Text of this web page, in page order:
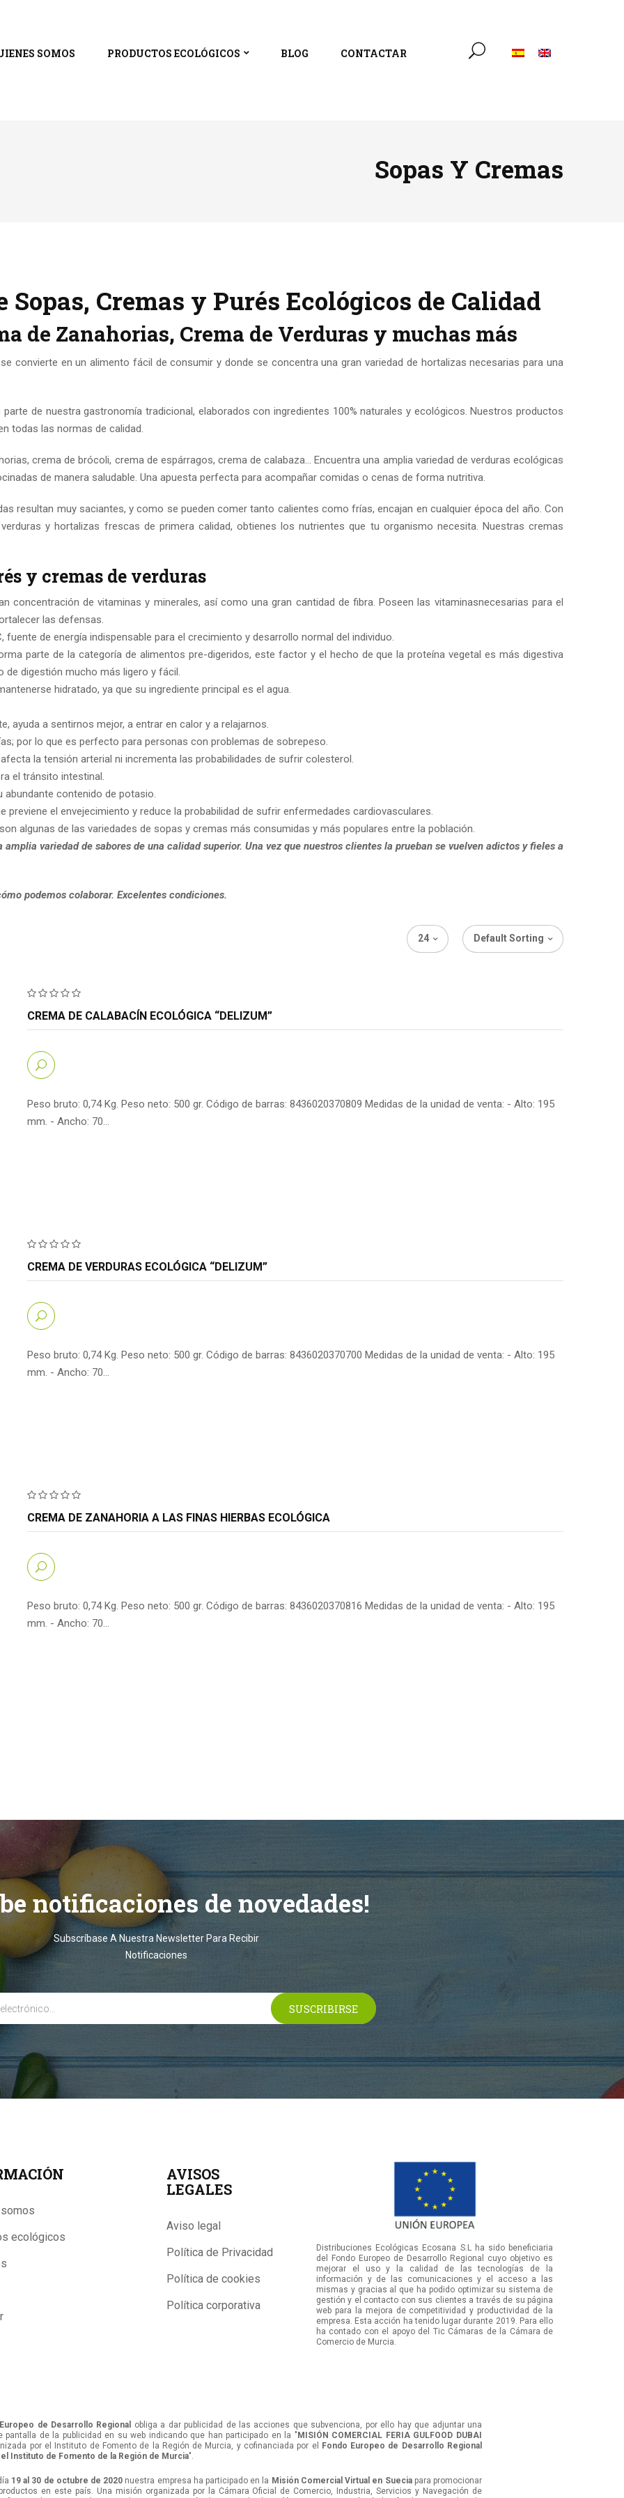
SOMOS PRODUCTOS ECOLÓGICOS BLOG CONTACTAR
Sopas Y Cremas
Sopas, Cremas y Purés Ecológicos de Calidad
de Zanahorias, Crema de Verduras y muchas más
convierte en un alimento fácil de consumir y donde se concentra una gran variedad de hortalizas necesarias para una
de nuestra gastronomía tradicional, elaborados con ingredientes 100% naturales y ecológicos. Nuestros productos
todas las normas de calidad.
crema de brócoli, crema de espárragos, crema de calabaza… Encuentra una amplia variedad de verduras ecológicas
de manera saludable. Una apuesta perfecta para acompañar comidas o cenas de forma nutritiva.
resultan muy saciantes, y como se pueden comer tanto calientes como frías, encajan en cualquier época del año. Con
y hortalizas frescas de primera calidad, obtienes los nutrientes que tu organismo necesita. Nuestras cremas
y cremas de verduras
concentración de vitaminas y minerales, así como una gran cantidad de fibra. Poseen las vitaminasnecesarias para el
las defensas.
de energía indispensable para el crecimiento y desarrollo normal del individuo.
parte de la categoría de alimentos pre-digeridos, este factor y el hecho de que la proteína vegetal es más digestiva
de digestión mucho más ligero y fácil.
hidratado, ya que su ingrediente principal es el agua.
ayuda a sentirnos mejor, a entrar en calor y a relajarnos.
por lo que es perfecto para personas con problemas de sobrepeso.
la tensión arterial ni incrementa las probabilidades de sufrir colesterol.
el tránsito intestinal.
contenido de potasio.
el envejecimiento y reduce la probabilidad de sufrir enfermedades cardiovasculares.
algunas de las variedades de sopas y cremas más consumidas y más populares entre la población.
variedad de sabores de una calidad superior. Una vez que nuestros clientes la prueban se vuelven adictos y fieles a
podemos colaborar. Excelentes condiciones.
Default Sorting
24
CREMA DE CALABACÍN ECOLÓGICA “DELIZUM”
Peso bruto: 0,74 Kg. Peso neto: 500 gr. Código de barras: 8436020370809 Medidas de la unidad de venta: - Alto: 195
mm. - Ancho: 70…
CREMA DE VERDURAS ECOLÓGICA “DELIZUM”
Peso bruto: 0,74 Kg. Peso neto: 500 gr. Código de barras: 8436020370700 Medidas de la unidad de venta: - Alto: 195
mm. - Ancho: 70…
CREMA DE ZANAHORIA A LAS FINAS HIERBAS ECOLÓGICA
Peso bruto: 0,74 Kg. Peso neto: 500 gr. Código de barras: 8436020370816 Medidas de la unidad de venta: - Alto: 195
mm. - Ancho: 70…
notificaciones de novedades!
Subscríbase A Nuestra Newsletter Para Recibir
Notificaciones
ecológicos
AVISOS
LEGALES
Aviso legal
Política de Privacidad
Política de cookies
Política corporativa
Distribuciones Ecológicas Ecosana S.L ha sido beneficiaria
del Fondo Europeo de Desarrollo Regional cuyo objetivo es
mejorar el uso y la calidad de las tecnologías de la
información y de las comunicaciones y el acceso a las
mismas y gracias al que ha podido optimizar su sistema de
gestión y el contacto con sus clientes a través de su página
web para la mejora de competitividad y productividad de la
empresa. Esta acción ha tenido lugar durante 2019. Para ello
ha contado con el apoyo del Tic Cámaras de la Cámara de
Comercio de Murcia.
de Desarrollo Regional
obliga a dar publicidad de las acciones que subvenciona, por ello hay que adjuntar una
pantalla de la publicidad en su web indicando que han participado en la " MISIÓN COMERCIAL FERIA GULFOOD DUBAI
por el Instituto de Fomento de la Región de Murcia, y cofinanciada por el
Fondo Europeo de Desarrollo Regional
el Instituto de Fomento de la Región de Murcia".
19 al 30 de octubre de 2020 nuestra empresa ha participado en la Misión Comercial Virtual en Sueciapara promocionar
en este país. Una misión organizada por la Cámara Oficial de Comercio, Industria, Servicios y Navegación de